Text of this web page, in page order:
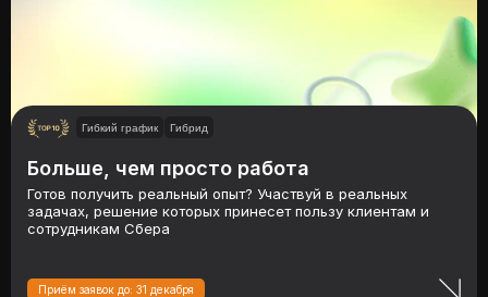
Гибкий график Гибрид
Больше, чем просто работа
Готов получить реальный опыт? Участвуй в реальных
задачах, решение которых принесет пользу клиентам и
сотрудникам Сбера
Приём заявок до: 31 декабря